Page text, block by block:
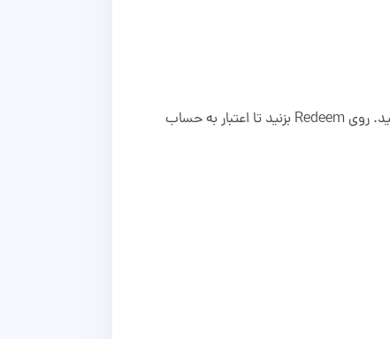
به بخش My Account بروید و Noon Credits را انتخاب کنید. کد ۱۶ رقمی و پین ۴ رقمی گیفت کارت را وارد کنید. روی Redeem بزنید تا اعتبار به حساب